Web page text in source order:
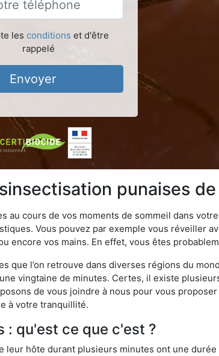
les conditions et d'être
rappelé
Envoyer
punaises
cours de vos moments de sommeil dans
Vous pouvez par exemple vous réveiller
encore vos mains. En effet, vous êtes
que l’on retrouve dans diverses régions du
vingtaine de minutes. Certes, il existe
de vous joindre à nous pour vous
à votre tranquillité.
: qu'est ce que c'est ?
hôte durant plusieurs minutes ont une